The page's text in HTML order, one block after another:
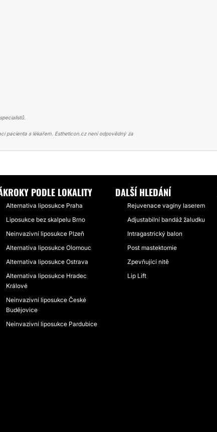
pacienta s lékařem. Estheticon.cz není odpovědný za
LIPOSUKCE
PODLE LOKALITY
Alternativa liposukce Praha
Liposukce bez skalpelu Brno
Neinvazivní liposukce Plzeň
Alternativa liposukce Olomouc
Alternativa liposukce Ostrava
Alternativa liposukce Hradec
Králové
Neinvazivní liposukce České
Budějovice
Neinvazivní liposukce Pardubice
DALŠÍ HLEDÁNÍ
Rejuvenace vagíny laserem
Adjustabilní bandáž žaludku
Intragastrický balon
Post mastektomie
Zpevňující nitě
Lip Lift